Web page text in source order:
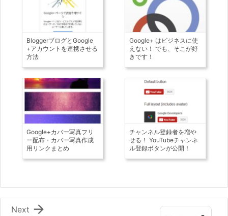
BloggerブログとGoogle
+アカウントを連携させる
方法
Google+ はビジネスに使
えない！ でも、そこが好
きです！
Google+カバー写真フリ
ー配布・カバー写真作成
用リンクまとめ
チャンネル登録者を増や
せる！ YouTubeチャンネ
ル登録ボタンが公開！

Next